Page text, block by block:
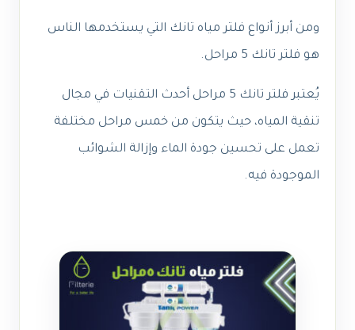
ومن أبرز أنواع فلتر مياه تانك التي يستخدمها الناس
هو فلتر تانك 5 مراحل.
يُعتبر فلتر تانك 5 مراحل أحدث التقنيات في مجال
تنقية المياه، حيث يتكون من خمس مراحل مختلفة
تعمل على تحسين جودة الماء وإزالة الشوائب
الموجودة فيه.